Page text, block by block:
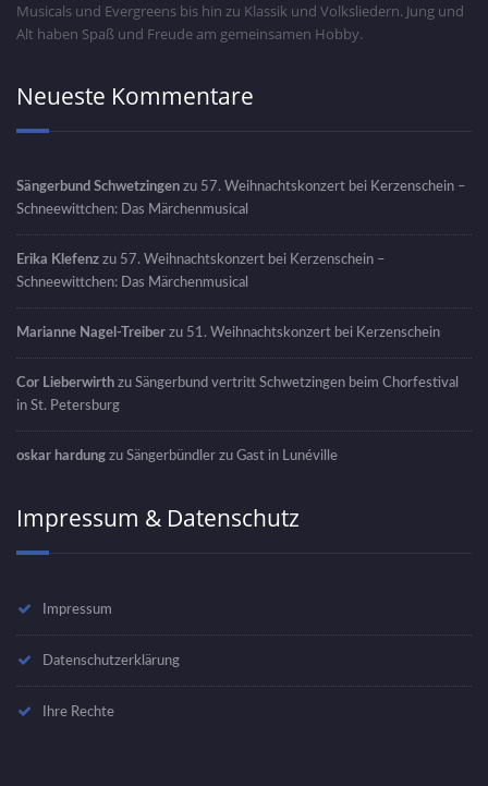
Musicals und Evergreens bis hin zu Klassik und Volksliedern. Jung und
Alt haben Spaß und Freude am gemeinsamen Hobby.
Neueste Kommentare
Sängerbund Schwetzingen zu 57. Weihnachtskonzert bei Kerzenschein –
Schneewittchen: Das Märchenmusical
Erika Klefenz zu 57. Weihnachtskonzert bei Kerzenschein –
Schneewittchen: Das Märchenmusical
Marianne Nagel-Treiber zu 51. Weihnachtskonzert bei Kerzenschein
Cor Lieberwirth zu Sängerbund vertritt Schwetzingen beim Chorfestival
in St. Petersburg
oskar hardung zu Sängerbündler zu Gast in Lunéville
Impressum & Datenschutz
Impressum
Datenschutzerklärung
Ihre Rechte